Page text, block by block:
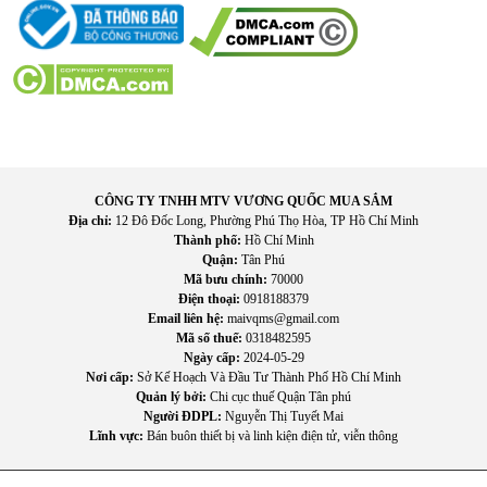
CÔNG TY TNHH MTV VƯƠNG QUỐC MUA SẮM
Địa chỉ: 12 Đô Đốc Long, Phường Phú Thọ Hòa, TP Hồ Chí Minh
Thành phố: Hồ Chí Minh
Quận: Tân Phú
Mã bưu chính: 70000
Điện thoại: 0918188379
Email liên hệ: maivqms@gmail.com
Mã số thuế: 0318482595
Ngày cấp: 2024-05-29
Nơi cấp: Sở Kế Hoạch Và Đầu Tư Thành Phố Hồ Chí Minh
Quản lý bởi: Chi cục thuế Quận Tân phú
Người ĐDPL: Nguyễn Thị Tuyết Mai
Lĩnh vực: Bán buôn thiết bị và linh kiện điện tử, viễn thông